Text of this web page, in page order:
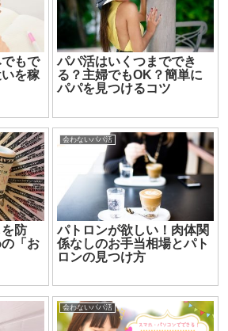
もで
を稼
パパ活はいくつまででき
る？主婦でもOK？簡単に
パパを見つけるコツ
防
「お
会わないパパ活
パトロンが欲しい！肉体関
係なしのお手当相場とパト
ロンの見つけ方
会わないパパ活